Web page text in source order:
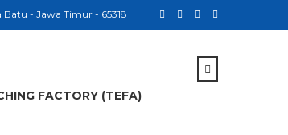
Batu - Jawa Timur - 65318
FACTORY (TEFA)